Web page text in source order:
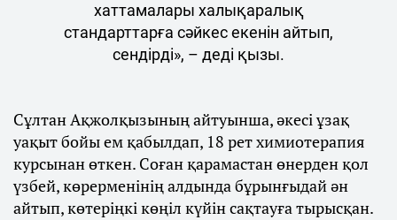
хаттамалары халықаралық
стандарттарға сәйкес екенін айтып,
сендірді», – деді қызы.
Сұлтан Ақжолқызының айтуынша, әкесі ұзақ
уақыт бойы ем қабылдап, 18 рет химиотерапия
курсынан өткен. Соған қарамастан өнерден қол
үзбей, көрерменінің алдында бұрынғыдай ән
айтып, көтеріңкі көңіл күйін сақтауға тырысқан.